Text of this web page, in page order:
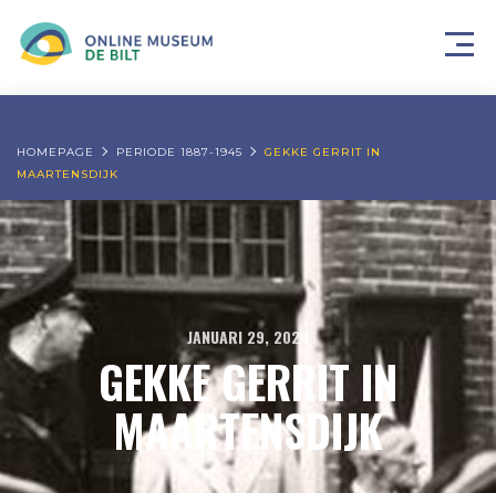
HOMEPAGE PERIODE 1887-1945
GEKKE GERRIT IN
MAARTENSDIJK
JANUARI 29, 2020
GEKKE GERRIT IN
MAARTENSDIJK